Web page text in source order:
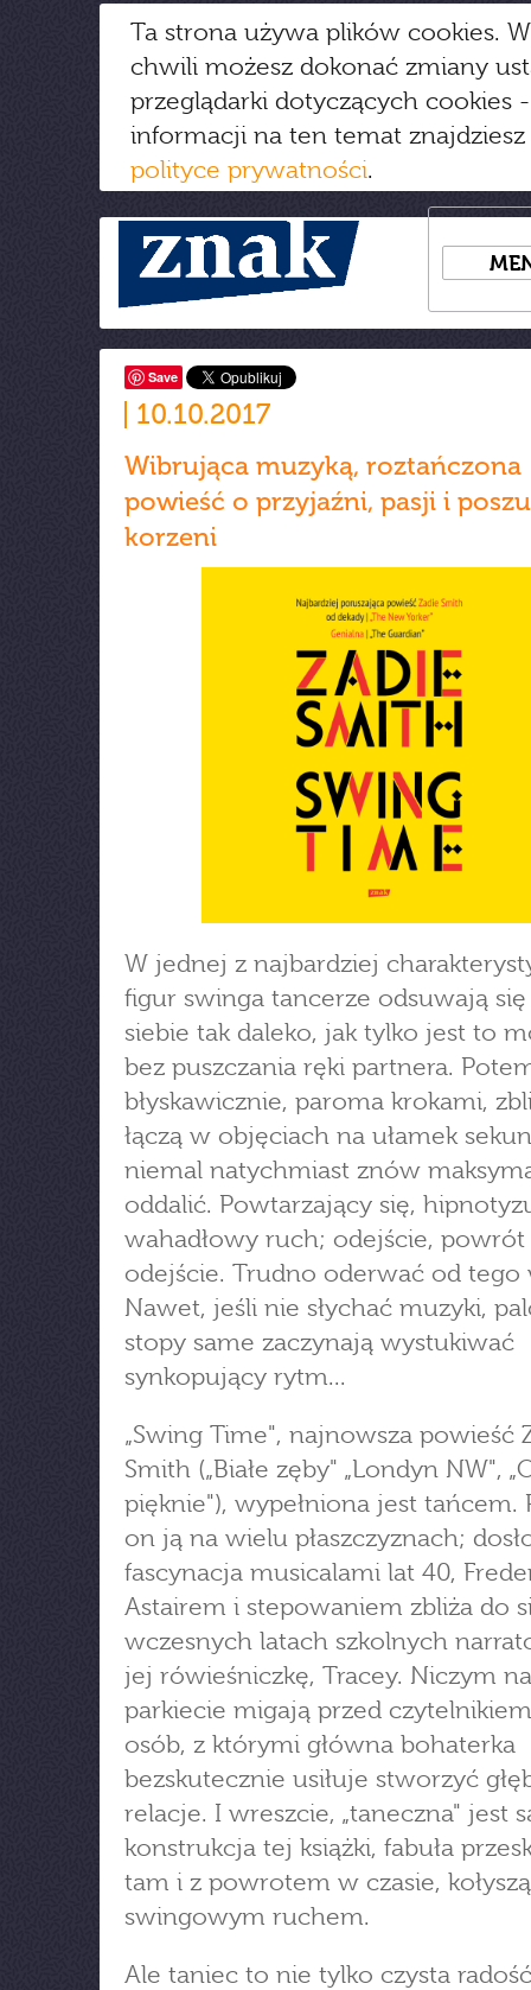
Ta strona używa plików cookies.
chwili możesz dokonać zmiany
przeglądarki dotyczących cookies
informacji na ten temat
polityce prywatności.
Save
10.10.2017
Wibrująca muzyką, roztańczona
powieść o przyjaźni, pasji i
korzeni
W jednej z najbardziej
figur swinga tancerze odsuwają
siebie tak daleko, jak tylko jest to
bez puszczania ręki partnera.
błyskawicznie, paroma krokami,
łączą w objęciach na ułamek
niemal natychmiast znów
oddalić. Powtarzający się,
wahadłowy ruch; odejście,
odejście. Trudno oderwać od tego
Nawet, jeśli nie słychać muzyki,
stopy same zaczynają wystukiwać
synkopujący rytm...
„Swing Time", najnowsza powieść
Smith („Białe zęby" „Londyn NW",
pięknie"), wypełniona jest tańcem.
on ją na wielu płaszczyznach;
fascynacja musicalami lat 40,
Astairem i stepowaniem zbliża do
wczesnych latach szkolnych
jej rówieśniczkę, Tracey. Niczym na
parkiecie migają przed
osób, z którymi główna bohaterka
bezskutecznie usiłuje stworzyć
relacje. I wreszcie, „taneczna" jest
konstrukcja tej książki, fabuła
tam i z powrotem w czasie,
swingowym ruchem.
Ale taniec to nie tylko czysta